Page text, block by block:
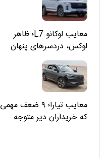
معایب لوکانو L7؛ ظاهر
لوکس، دردسرهای پنهان
معایب تیارا؛ ۹ ضعف مهمی
که خریداران دیر متوجه